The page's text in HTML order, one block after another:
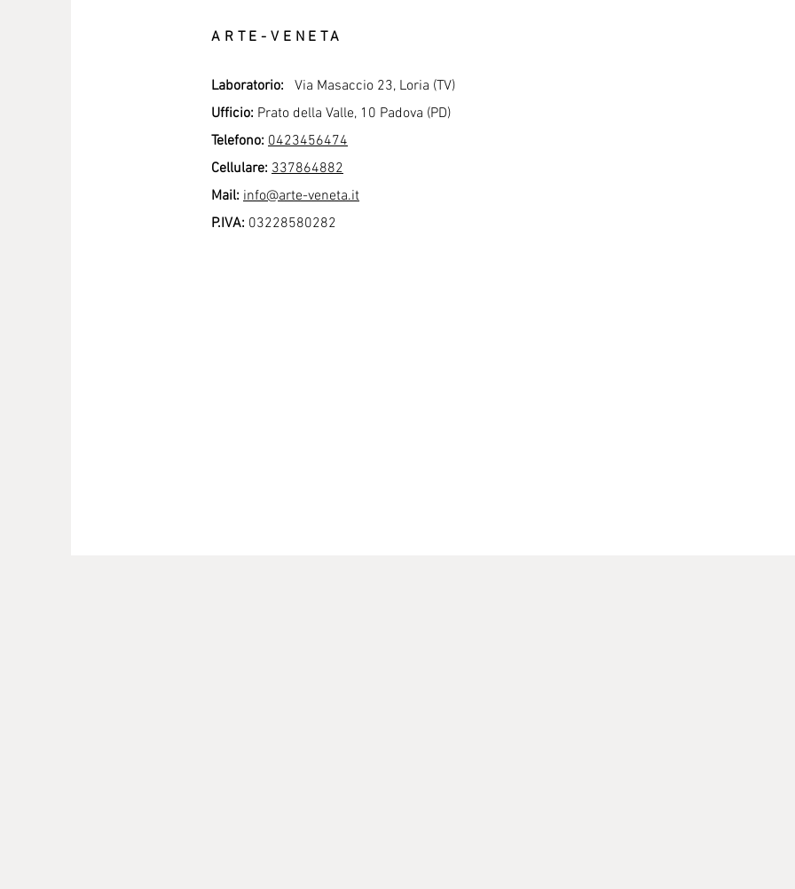
ARTE-VENETA
Laboratorio: Via Masaccio 23, Loria (TV)
Ufficio: Prato della Valle, 10 Padova (PD)
Telefono: 0423456474
Cellulare: 337864882
Mail: info@arte-veneta.it
P.IVA: 03228580282